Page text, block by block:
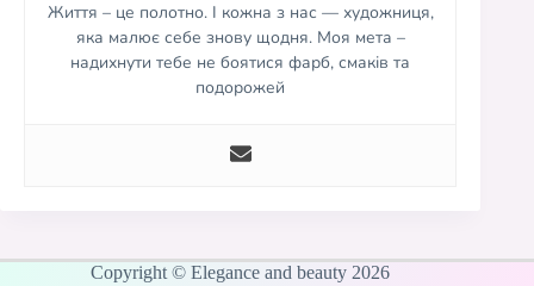
Життя – це полотно. І кожна з нас — художниця,
яка малює себе знову щодня. Моя мета –
надихнути тебе не боятися фарб, смаків та
подорожей
Copyright © Elegance and beauty 2026